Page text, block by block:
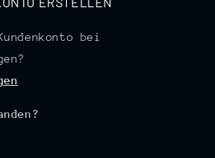
bei